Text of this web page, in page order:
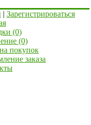
| Зарегистрироваться
(0)
(0)
покупок
заказа